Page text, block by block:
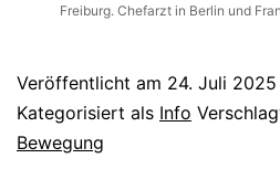
Freiburg. Chefarzt in Berlin und
Veröffentlicht am 24. Juli 2025
Kategorisiert als Info
Bewegung